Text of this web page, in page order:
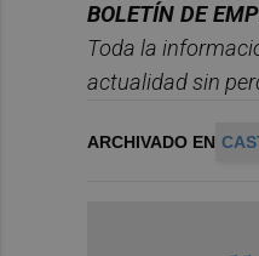
BOLETÍN DE
Toda la
actualidad sin
ARCHIVADO EN